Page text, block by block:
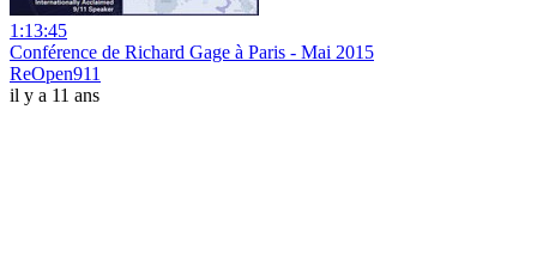
1:13:45
Conférence de Richard Gage à Paris - Mai 2015
ReOpen911
il y a 11 ans